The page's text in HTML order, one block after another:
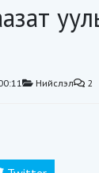
Нийслэл 2